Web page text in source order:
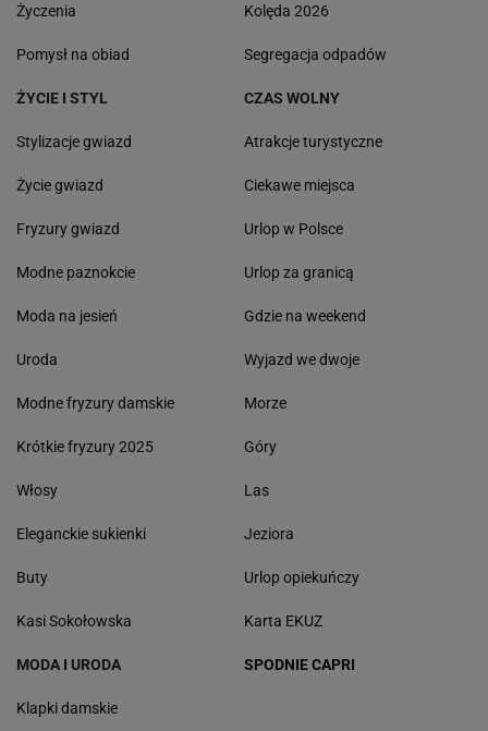
Życzenia
Pomysł na obiad
Kolęda 2026
Segregacja odpadów
ŻYCIE I STYL
Stylizacje gwiazd
Życie gwiazd
Fryzury gwiazd
Modne paznokcie
Moda na jesień
Uroda
Modne fryzury damskie
Krótkie fryzury 2025
Włosy
Eleganckie sukienki
Buty
Kasi Sokołowska
CZAS WOLNY
Atrakcje turystyczne
Ciekawe miejsca
Urlop w Polsce
Urlop za granicą
Gdzie na weekend
Wyjazd we dwoje
Morze
Góry
Las
Jeziora
Urlop opiekuńczy
Karta EKUZ
MODA I URODA
Klapki damskie
SPODNIE CAPRI